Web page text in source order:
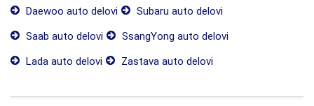
Daewoo auto delovi
Subaru auto delovi
Saab auto delovi
SsangYong auto delovi
Lada auto delovi
Zastava auto delovi